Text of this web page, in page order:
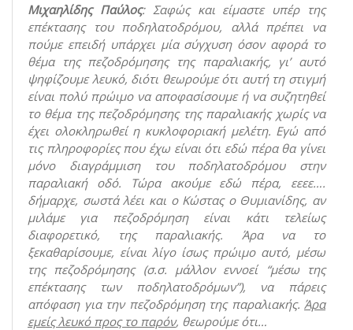
Μιχαηλίδης Παύλος: Σαφώς και είμαστε υπέρ της
επέκτασης του ποδηλατοδρόμου, αλλά πρέπει να
πούμε επειδή υπάρχει μία σύγχυση όσον αφορά το
θέμα της πεζοδρόμησης της παραλιακής, γι’ αυτό
ψηφίζουμε λευκό, διότι θεωρούμε ότι αυτή τη στιγμή
είναι πολύ πρώιμο να αποφασίσουμε ή να συζητηθεί
το θέμα της πεζοδρόμησης της παραλιακής χωρίς να
έχει ολοκληρωθεί η κυκλοφοριακή μελέτη. Εγώ από
τις πληροφορίες που έχω είναι ότι εδώ πέρα θα γίνει
μόνο διαγράμμιση του ποδηλατοδρόμου στην
παραλιακή οδό. Τώρα ακούμε εδώ πέρα, εεεε….
δήμαρχε, σωστά λέει και ο Κώστας ο Θυμιανίδης, αν
μιλάμε για πεζοδρόμηση είναι κάτι τελείως
διαφορετικό, της παραλιακής. Άρα να το
ξεκαθαρίσουμε, είναι λίγο ίσως πρώιμο αυτό, μέσω
της πεζοδρόμησης (σ.σ. μάλλον εννοεί “μέσω της
επέκτασης των ποδηλατοδρόμων”), να πάρεις
απόφαση για την πεζοδρόμηση της παραλιακής. Άρα
εμείς λευκό προς το παρόν, θεωρούμε ότι…